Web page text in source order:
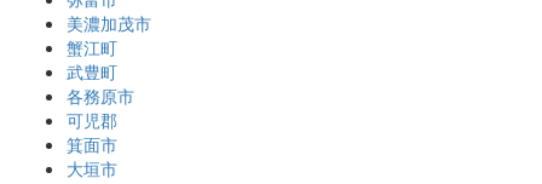
美濃加茂市
蟹江町
武豊町
各務原市
可児郡
箕面市
大垣市